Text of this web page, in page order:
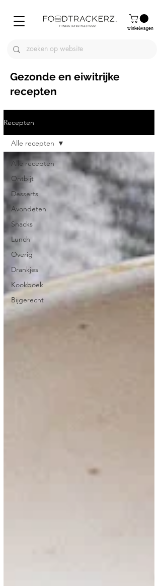
winkelwagen
Gezonde en eiwitrijke
recepten
Recepten
Alle recepten
Ontbijt
Desserts
Avondeten
Snacks
Lunch
Overig
Drankjes
Kookboek
Bijgerecht
Alle recepten